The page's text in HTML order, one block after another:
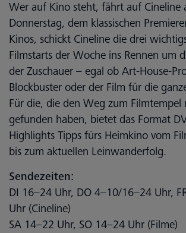
Wer auf Kino steht, fährt auf Cineline
Donnerstag, dem klassischen
Kinos, schickt Cineline die drei
Filmstarts der Woche ins Rennen um
der Zuschauer – egal ob Art-House-
Blockbuster oder der Film für die
Für die, die den Weg zum Filmtempel
gefunden haben, bietet das Format
Highlights Tipps fürs Heimkino vom
bis zum aktuellen Leinwanderfolg.
Sendezeiten:
DI 16–24 Uhr, DO 4–10/16–24 Uhr,
Uhr (Cineline)
SA 14–22 Uhr, SO 14–24 Uhr (Filme)